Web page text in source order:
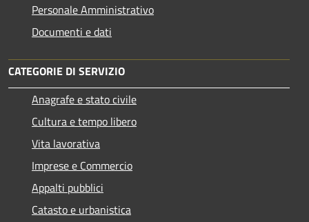
Personale Amministrativo
Documenti e dati
CATEGORIE DI SERVIZIO
Anagrafe e stato civile
Cultura e tempo libero
Vita lavorativa
Imprese e Commercio
Appalti pubblici
Catasto e urbanistica